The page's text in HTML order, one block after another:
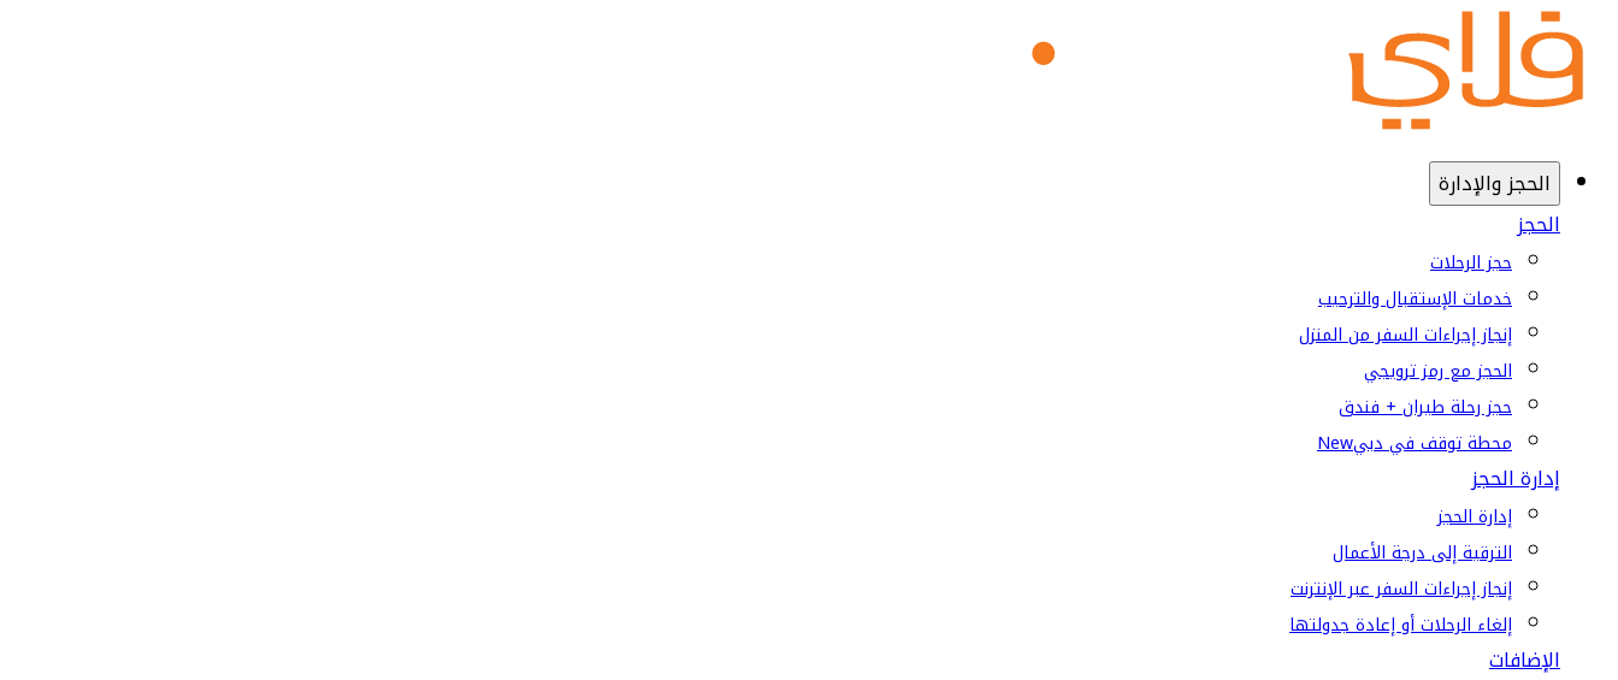
الحجز والإدارة
الحجز
حجز الرحلات
خدمات الإستقبال والترحيب
إنجاز إجراءات السفر من المنزل
الحجز مع رمز ترويجي
حجز رحلة طيران + فندق
محطة توقف في دبيNew
إدارة الحجز
إدارة الحجز
الترقية إلى درجة الأعمال
إنجاز إجراءات السفر عبر الإنترنت
إلغاء الرحلات أو إعادة جدولتها
الإضافات